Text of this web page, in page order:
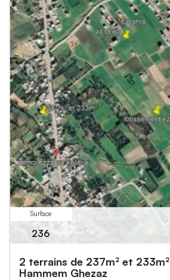
Surface
236
2 terrains de 237m² et
Hammem Ghezaz